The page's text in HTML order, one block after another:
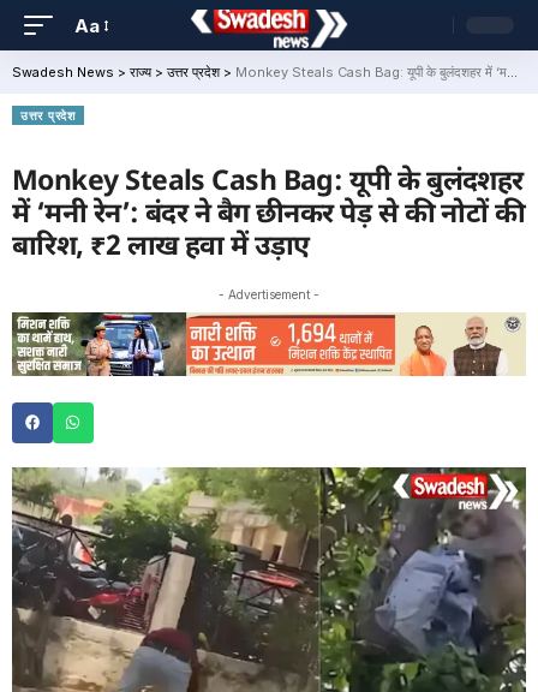
Aa
Swadesh News > राज्य> उत्तर प्रदेश> Monkey Steals Cash Bag: यूपी के बुलंदशहर में ‘मनी रेन’: बंदर ने बैग छीनकर पेड़ से की नोटों की बारिश, ₹2 लाख हवा में उड़ाए
उत्तर प्रदेश
Monkey Steals Cash Bag: यूपी के बुलंदशहर
में ‘मनी रेन’: बंदर ने बैग छीनकर पेड़ से की नोटों की
बारिश, ₹2 लाख हवा में उड़ाए
- Advertisement -